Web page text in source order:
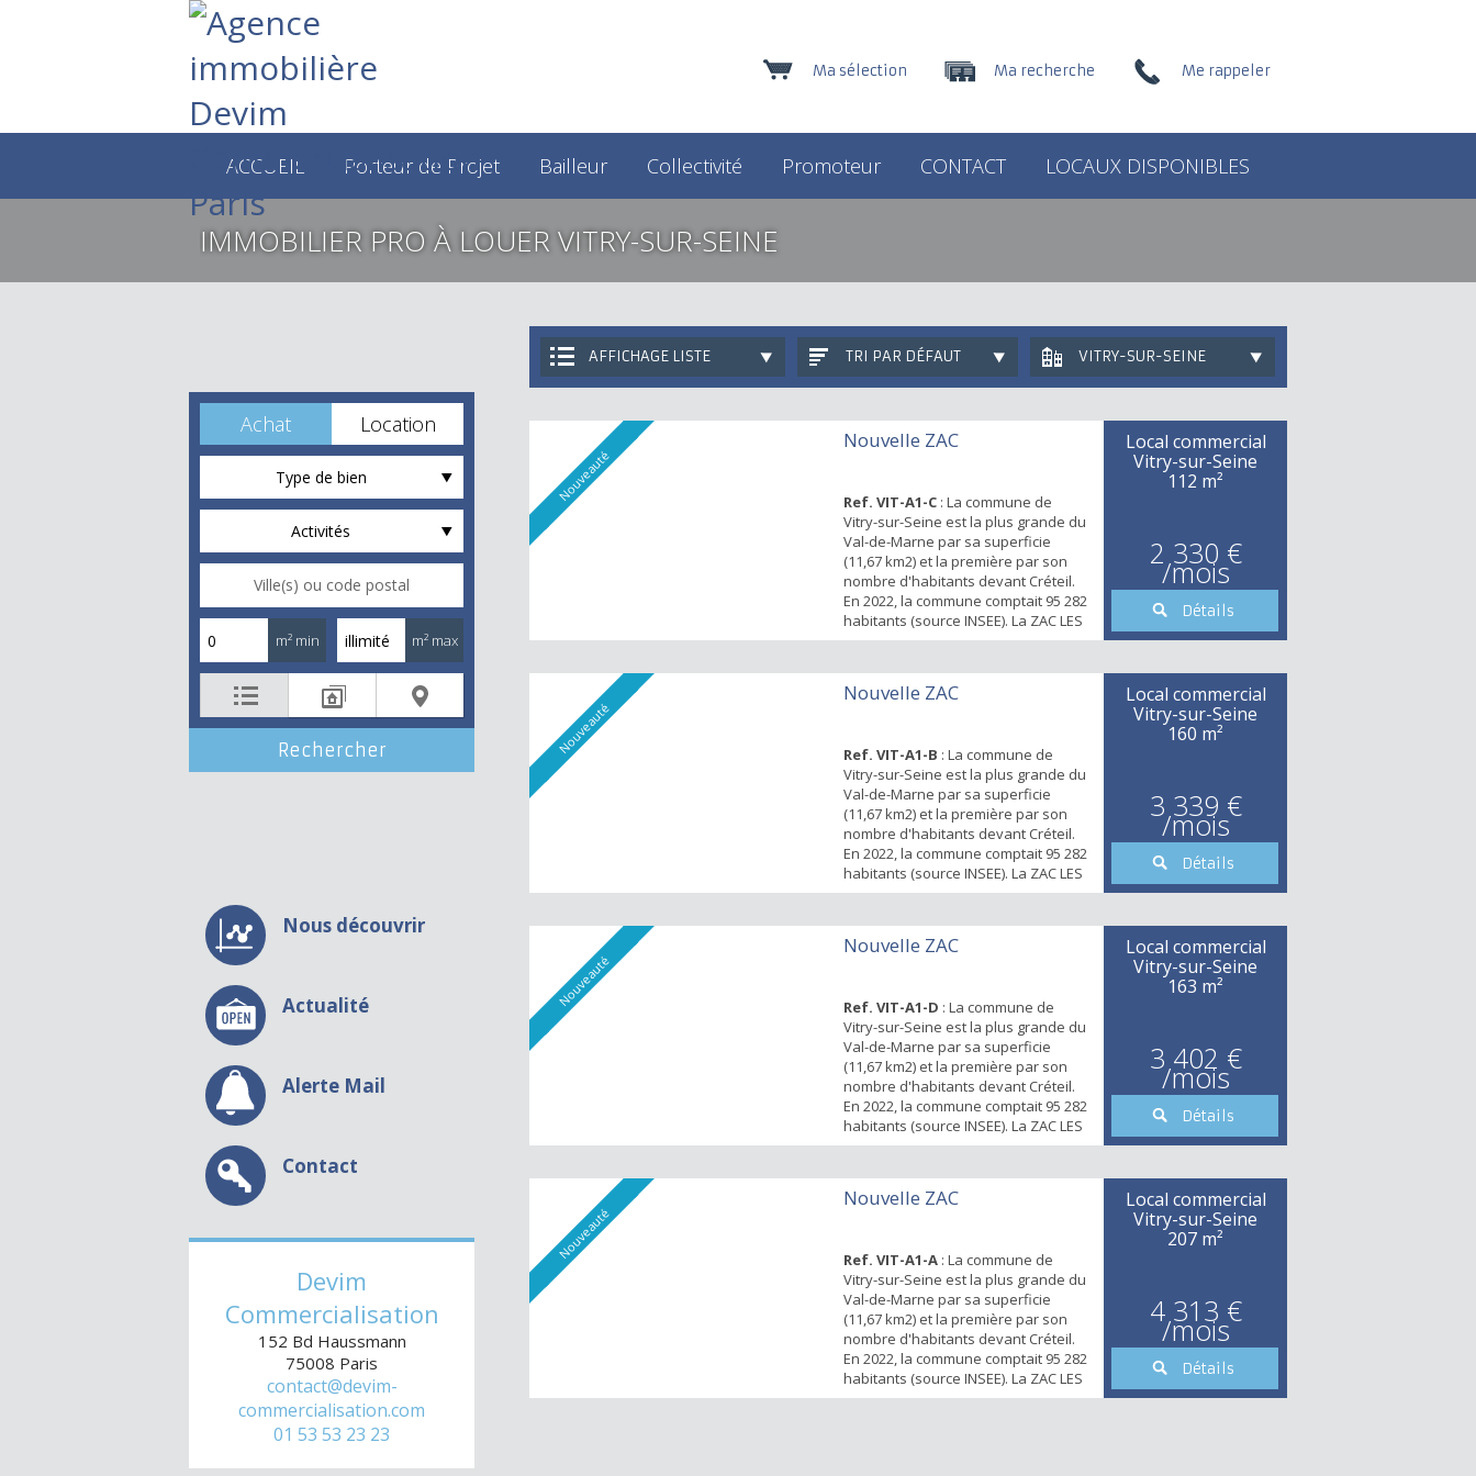
Me rappeler
Ma recherche
Ma sélection
ACCUEIL Porteur de Projet Bailleur Collectivité Promoteur CONTACT LOCAUX DISPONIBLES
IMMOBILIER PRO À LOUER VITRY-SUR-SEINE
Achat Location
Type de bien
Activités
m² min m² max
Nous découvrir
Actualité
Alerte Mail
Contact
Devim
Commercialisation
152 Bd Haussmann
75008 Paris
contact@devim-
commercialisation.com
01 53 53 23 23
AFFICHAGE LISTE TRI PAR DÉFAUT VITRY-SUR-SEINE
Nouveauté
Nouvelle ZAC
Ref. VIT-A1-C : La commune de
Vitry-sur-Seine est la plus grande du
Val-de-Marne par sa superficie
(11,67 km2) et la première par son
nombre d'habitants devant Créteil.
En 2022, la commune comptait 95 282
habitants (source INSEE). La ZAC LES
ARDOINES constitue l’un des projets
d’Intérêt National Orly-Rungis-Seine-
Amont. Le programme «LA PLACE»
Local commercial
Vitry-sur-Seine
112 m²
2 330 €
/mois
Détails
Nouveauté
Nouvelle ZAC
Ref. VIT-A1-B : La commune de
Vitry-sur-Seine est la plus grande du
Val-de-Marne par sa superficie
(11,67 km2) et la première par son
nombre d'habitants devant Créteil.
En 2022, la commune comptait 95 282
habitants (source INSEE). La ZAC LES
ARDOINES constitue l’un des projets
d’Intérêt National Orly-Rungis-Seine-
Amont. Le programme «LA PLACE»
Local commercial
Vitry-sur-Seine
160 m²
3 339 €
/mois
Détails
Nouveauté
Nouvelle ZAC
Ref. VIT-A1-D : La commune de
Vitry-sur-Seine est la plus grande du
Val-de-Marne par sa superficie
(11,67 km2) et la première par son
nombre d'habitants devant Créteil.
En 2022, la commune comptait 95 282
habitants (source INSEE). La ZAC LES
ARDOINES constitue l’un des projets
d’Intérêt National Orly-Rungis-Seine-
Amont. Ville pleine d’énergie à
Local commercial
Vitry-sur-Seine
163 m²
3 402 €
/mois
Détails
Nouveauté
Nouvelle ZAC
Ref. VIT-A1-A : La commune de
Vitry-sur-Seine est la plus grande du
Val-de-Marne par sa superficie
(11,67 km2) et la première par son
nombre d'habitants devant Créteil.
En 2022, la commune comptait 95 282
habitants (source INSEE). La ZAC LES
ARDOINES constitue l’un des projets
Local commercial
Vitry-sur-Seine
207 m²
4 313 €
/mois
Détails